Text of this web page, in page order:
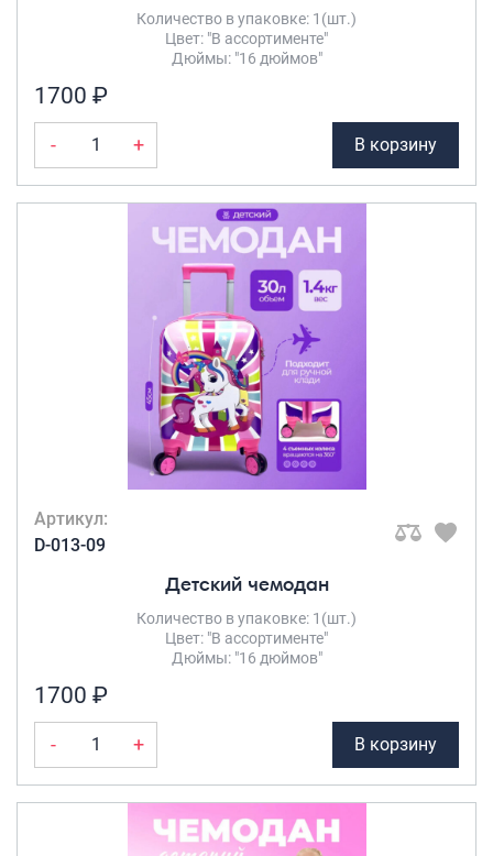
Количество в упаковке: 1(шт.)
Цвет: "В ассортименте"
Дюймы: "16 дюймов"
1700 ₽
- + В корзину
Артикул:
D-013-09
Детский чемодан
Количество в упаковке: 1(шт.)
Цвет: "В ассортименте"
Дюймы: "16 дюймов"
1700 ₽
- + В корзину